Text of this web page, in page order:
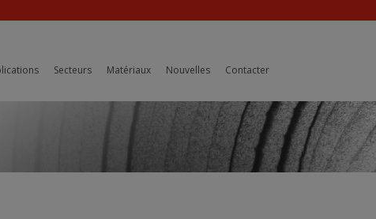
Secteurs Matériaux Nouvelles Contacter